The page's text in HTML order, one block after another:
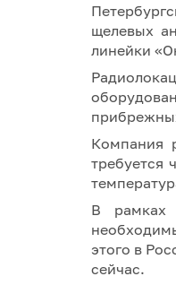
щелевых
линейки
Компания
требуется
В рамках
этого в
сейчас.